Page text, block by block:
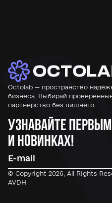
Octolab — пространство
бизнеса. Выбирай
партнёрство без лишнего.
Узнавайте
и новинках!
© Copyright 2026, All Rights
AVDH